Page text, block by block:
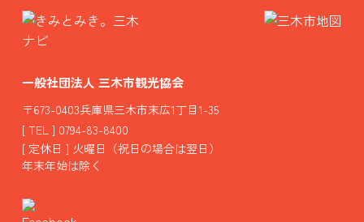
一般社団法人 三木市観光協会
〒673-0403兵庫県三木市末広1丁目1-35
[ TEL ] 0794-83-8400
[ 定休日 ] 火曜日（祝日の場合は翌日）
年末年始は除く